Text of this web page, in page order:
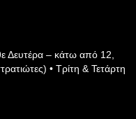
Δευτέρα – κάτω από 12,
• Τρίτη & Τετάρτη